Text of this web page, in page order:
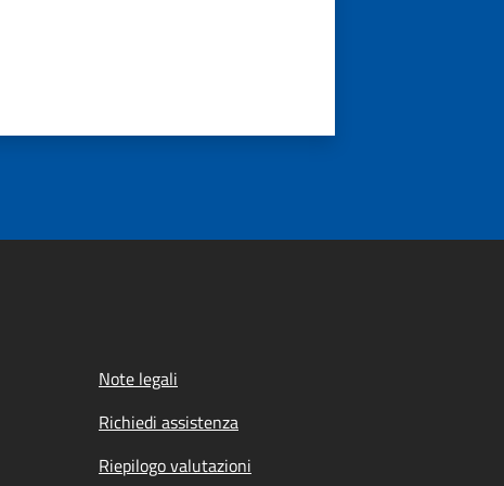
Note legali
Richiedi assistenza
Riepilogo valutazioni